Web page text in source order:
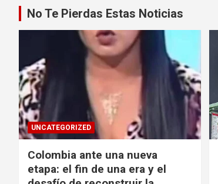
No Te Pierdas Estas Noticias
UNCATEGORIZED
Colombia ante una nueva
etapa: el fin de una era y el